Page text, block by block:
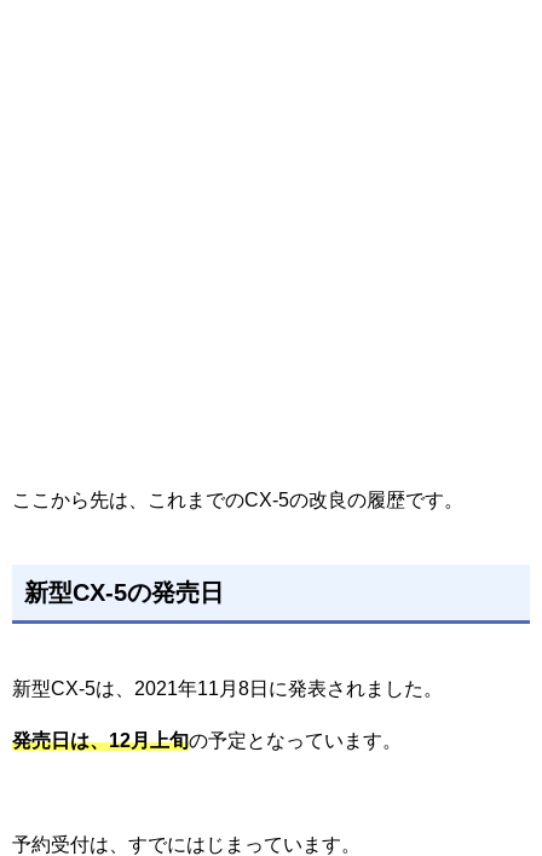
ここから先は、これまでのCX-5の改良の履歴です。
新型CX-5の発売日
新型CX-5は、2021年11月8日に発表されました。
発売日は、12月上旬の予定となっています。
予約受付は、すでにはじまっています。